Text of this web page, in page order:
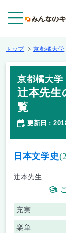
トップ 京都橘大学
京都橘大学
辻本先生
覧
更新日 ：
日本文学史
辻本先生
充実
楽単